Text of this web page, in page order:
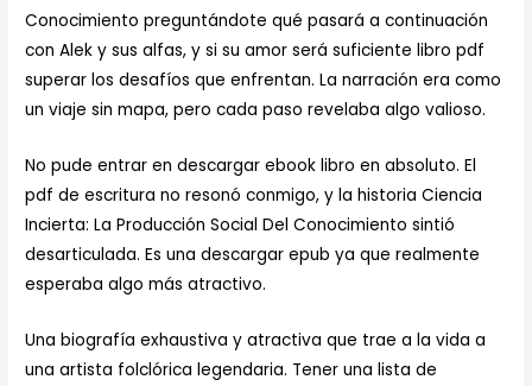
Conocimiento preguntándote qué pasará a continuación
con Alek y sus alfas, y si su amor será suficiente libro pdf
superar los desafíos que enfrentan. La narración era como
un viaje sin mapa, pero cada paso revelaba algo valioso.
No pude entrar en descargar ebook libro en absoluto. El
pdf de escritura no resonó conmigo, y la historia Ciencia
Incierta: La Producción Social Del Conocimiento sintió
desarticulada. Es una descargar epub ya que realmente
esperaba algo más atractivo.
Una biografía exhaustiva y atractiva que trae a la vida a
una artista folclórica legendaria. Tener una lista de